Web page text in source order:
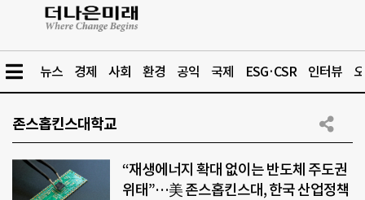
뉴스 경제 사회 환경 공익 국제 ESG·CSR 인터뷰
존스홉킨스대학교
“재생에너지 확대 없이는 반도체 주도권
위태”…美 존스홉킨스대, 한국 산업정책